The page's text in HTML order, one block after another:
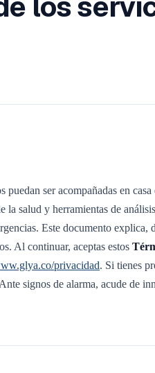
puedan ser acompañadas en casa
salud y herramientas de
Este documento explica,
Al continuar, aceptas estos
privacidad. Si tienes
signos de alarma, acude de